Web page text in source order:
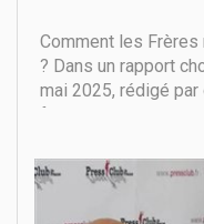
Comment les Frères
? Dans un rapport
mai 2025, rédigé
parti gaulliste Les